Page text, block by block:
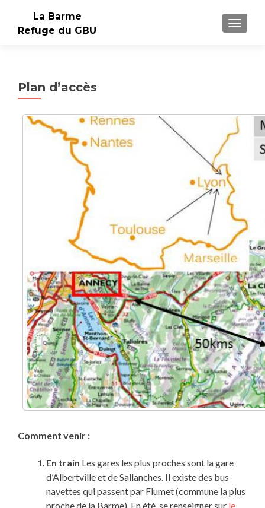
La Barme
Refuge du GBU
Plan d’accès
Comment venir :
En train Les gares les plus proches sont la gare
d’Albertville et de Sallanches. Il existe des bus-
navettes qui passent par Flumet (commune la plus
proche de la Barme). En été, se renseigner sur le